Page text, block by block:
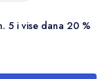
5 i vise dana 20 %